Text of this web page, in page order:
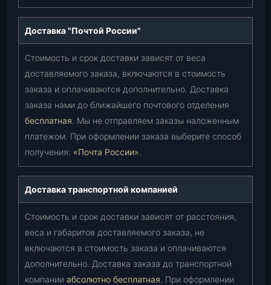
Доставка "Почтой России"
Стоимость и срок доставки зависят от веса
доставляемого заказа, включаются в стоимость
заказа и оплачиваются дополнительно. Доставка
заказа нами до ближайшего почтового отделения
бесплатная. Мы не отправляем заказы наложенным
платежом. При оформлении заказа выберите способ
получения: «Почта России».
Доставка транспортной компанией
Стоимость и срок доставки зависят от расстояния,
веса и габаритов доставляемого заказа, не
включаются в стоимость заказа и оплачиваются
дополнительно. Доставка заказа до транспортной
компании абсолютно бесплатная. При оформлении